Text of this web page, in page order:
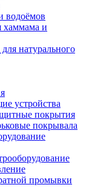
водоёмов
хаммама и
натурального
устройства
покрытия
покрывала
промывки